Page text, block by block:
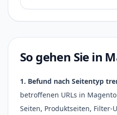
So gehen Sie in
1. Befund nach Seitentyp
betroffenen URLs in
Seiten, Produktseiten, Filter-